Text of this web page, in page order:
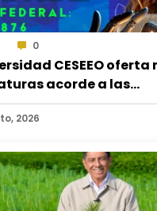
0
CESEEO oferta
acorde a las
educativas de
de escuelas del
2026